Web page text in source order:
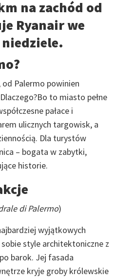
na zachód od
Ryanair we
od Palermo powinien
to miasto pełne
pałace i
ulicznych targowisk, a
Dla turystów
– bogata w zabytki,
historie.
di Palermo)
wyjątkowych
style architektoniczne z
barok. Jej fasada
kryje groby królewskie